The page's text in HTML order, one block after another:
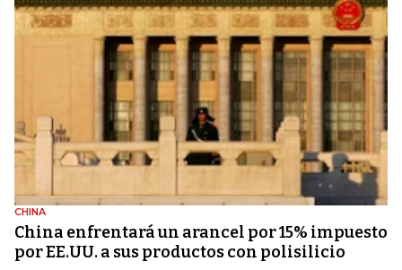
CHINA
China enfrentará un arancel por 15% impuesto
por EE.UU. a sus productos con polisilicio